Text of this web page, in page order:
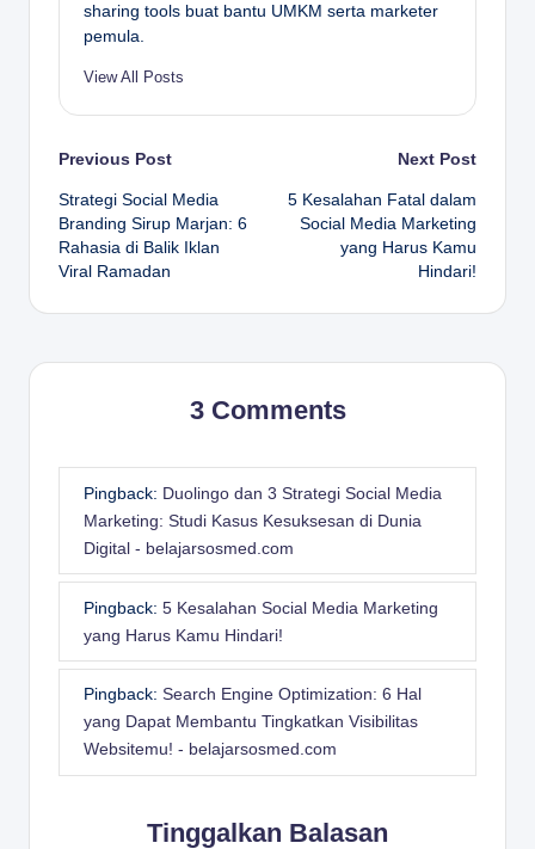
sharing tools buat bantu UMKM serta marketer
pemula.
View All Posts
Post
navigation
Previous Post
Strategi Social Media
Branding Sirup Marjan: 6
Rahasia di Balik Iklan
Viral Ramadan
Next Post
5 Kesalahan Fatal dalam
Social Media Marketing
yang Harus Kamu
Hindari!
3 Comments
Pingback: Duolingo dan 3 Strategi Social Media
Marketing: Studi Kasus Kesuksesan di Dunia
Digital - belajarsosmed.com
Pingback: 5 Kesalahan Social Media Marketing
yang Harus Kamu Hindari!
Pingback: Search Engine Optimization: 6 Hal
yang Dapat Membantu Tingkatkan Visibilitas
Websitemu! - belajarsosmed.com
Tinggalkan Balasan